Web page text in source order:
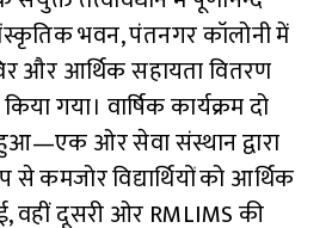
m
भवन, पंतनगर कॉलोनी में
और आर्थिक सहायता वितरण
गया। वार्षिक कार्यक्रम दो
हुआ—एक ओर सेवा संस्थान द्वारा
कमजोर विद्यार्थियों को आर्थिक
वहीं दूसरी ओर RMLIMS की